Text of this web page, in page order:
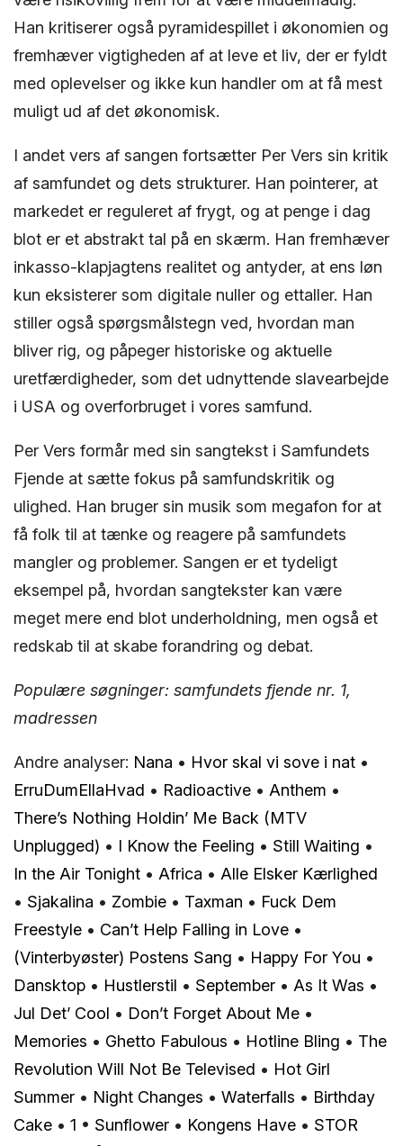
Han kritiserer også pyramidespillet i økonomien og
fremhæver vigtigheden af at leve et liv, der er fyldt
med oplevelser og ikke kun handler om at få mest
muligt ud af det økonomisk.
I andet vers af sangen fortsætter Per Vers sin kritik
af samfundet og dets strukturer. Han pointerer, at
markedet er reguleret af frygt, og at penge i dag
blot er et abstrakt tal på en skærm. Han fremhæver
inkasso-klapjagtens realitet og antyder, at ens løn
kun eksisterer som digitale nuller og ettaller. Han
stiller også spørgsmålstegn ved, hvordan man
bliver rig, og påpeger historiske og aktuelle
uretfærdigheder, som det udnyttende slavearbejde
i USA og overforbruget i vores samfund.
Per Vers formår med sin sangtekst i Samfundets
Fjende at sætte fokus på samfundskritik og
ulighed. Han bruger sin musik som megafon for at
få folk til at tænke og reagere på samfundets
mangler og problemer. Sangen er et tydeligt
eksempel på, hvordan sangtekster kan være
meget mere end blot underholdning, men også et
redskab til at skabe forandring og debat.
Populære søgninger: samfundets fjende nr. 1,
madressen
Andre analyser: Nana • Hvor skal vi sove i nat •
ErruDumEllaHvad • Radioactive • Anthem •
There’s Nothing Holdin’ Me Back (MTV
Unplugged) • I Know the Feeling • Still Waiting •
In the Air Tonight • Africa • Alle Elsker Kærlighed
• Sjakalina • Zombie • Taxman • Fuck Dem
Freestyle • Can’t Help Falling in Love •
(Vinterbyøster) Postens Sang • Happy For You •
Dansktop • Hustlerstil • September • As It Was •
Jul Det’ Cool • Don’t Forget About Me •
Memories • Ghetto Fabulous • Hotline Bling • The
Revolution Will Not Be Televised • Hot Girl
Summer • Night Changes • Waterfalls • Birthday
Cake • 1 • Sunflower • Kongens Have • STOR